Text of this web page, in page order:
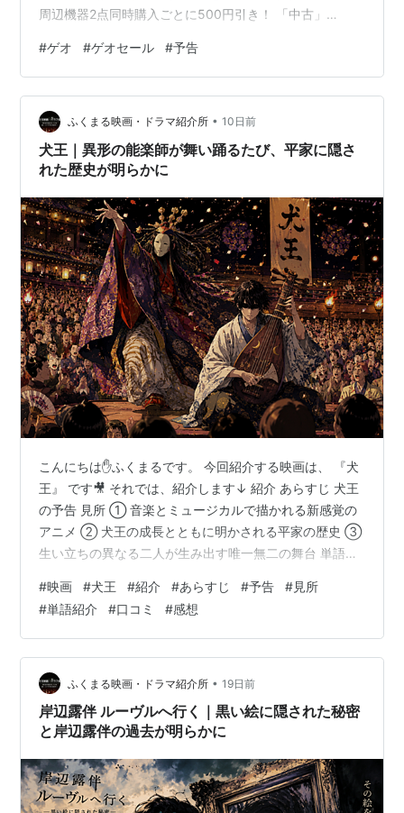
周辺機器2点同時購入ごとに500円引き！ 「中古」
引き！ 「新品」対象ソフト(Switch・Switch2)を2本同時
購入ごとに1000円引き！ セール対象ソフト Nintendo
Switch・Nintendo Switch2 PlayStation5 フォロー＆リ
ポストキャンペーンも同時開催！ まとめ お得な…
#ゲオ #ゲオセール #予告
ふくまる映画・ドラマ紹介所 • 10日前
犬王｜異形の能楽師が舞い踊るたび、平家に隠さ
れた歴史が明らかに
こんにちは✋ふくまるです。 今回紹介する映画は、 『犬
王』 です🎥 それでは、紹介します↓ 紹介 あらすじ 犬王
の予告 見所 ① 音楽とミュージカルで描かれる新感覚の
アニメ ② 犬王の成長とともに明かされる平家の歴史 ③
生い立ちの異なる二人が生み出す唯一無二の舞台 単語紹
口コミ ○面白い ○面白くない 感想 紹介 公開 ２０２２年
５月２８日 ジャンル ミュージカル・ファンタジー 上映
時間 １時間３７分 監督 湯浅 政明 俳優 女王蜂(犬王役) あ
らすじ 舞台は室町時代。異形の能楽師・犬王と、盲目の
琵琶法師・友魚は運命的な出会いを…
#映画 #犬王 #紹介 #あらすじ #予告 #見所
#単語紹介 #口コミ #感想
ふくまる映画・ドラマ紹介所 • 19日前
岸辺露伴 ルーヴルへ行く｜黒い絵に隠された秘密
と岸辺露伴の過去が明らかに